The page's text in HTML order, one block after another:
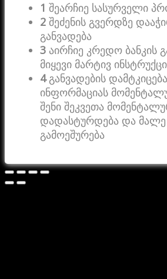
1 შეარჩიე სასურველი
2 შეძენის გვერდზე
განვადება
3 აირჩიე კრედო ბანკის
მიყევი მარტივ
4განვადების
ინფორმაციას
შენი შეკვეთა
დადასტურდება და მალე
გამოეშურება